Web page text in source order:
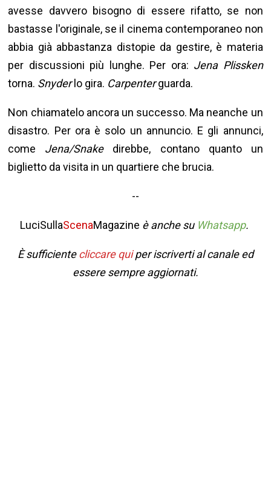
avesse davvero bisogno di essere rifatto, se non
bastasse l'originale, se il cinema contemporaneo non
abbia già abbastanza distopie da gestire, è materia
per discussioni più lunghe. Per ora: Jena Plissken
torna. Snyderlo gira. Carpenterguarda.
Non chiamatelo ancora un successo. Ma neanche un
disastro. Per ora è solo un annuncio. E gli annunci,
come Jena/Snakedirebbe, contano quanto un
biglietto da visita in un quartiere che brucia.
--
LuciSullaScenaMagazine è anche su Whatsapp.
È sufficientecliccare quiper iscriverti al canale ed
essere sempre aggiornati.